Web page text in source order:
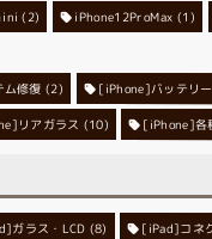
(2) iPhone12ProMax (1)
修復 (2) [iPhone]バッテリー
リアガラス (10) [iPhone]各
ガラス・LCD (8) [iPad]コネ